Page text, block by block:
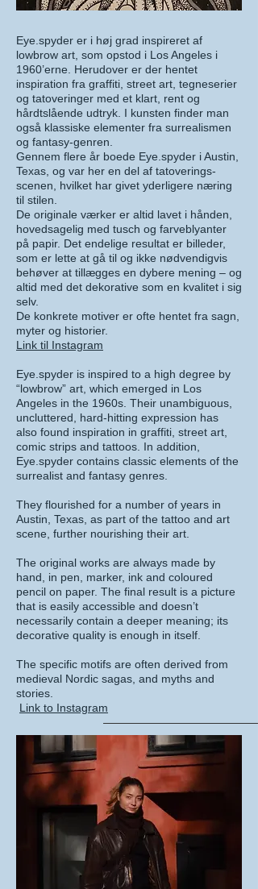
Eye.spyder er i høj grad inspireret af
lowbrow art, som opstod i Los Angeles i
1960’erne. Herudover er der hentet
inspiration fra graffiti, street art, tegneserier
og tatoveringer med et klart, rent og
hårdtslående udtryk. I kunsten finder man
også klassiske elementer fra surrealismen
og fantasy-genren.
Gennem flere år boede Eye.spyder i Austin,
Texas, og var her en del af tatoverings-
scenen, hvilket har givet yderligere næring
til stilen.
De originale værker er altid lavet i hånden,
hovedsagelig med tusch og farveblyanter
på papir. Det endelige resultat er billeder,
som er lette at gå til og ikke nødvendigvis
behøver at tillægges en dybere mening – og
altid med det dekorative som en kvalitet i sig
selv.
De konkrete motiver er ofte hentet fra sagn,
myter og historier.
Link til Instagram
Eye.spyder is inspired to a high degree by
“lowbrow” art, which emerged in Los
Angeles in the 1960s. Their unambiguous,
uncluttered, hard-hitting expression has
also found inspiration in graffiti, street art,
comic strips and tattoos. In addition,
Eye.spyder contains classic elements of the
surrealist and fantasy genres.
They flourished for a number of years in
Austin, Texas, as part of the tattoo and art
scene, further nourishing their art.
The original works are always made by
hand, in pen, marker, ink and coloured
pencil on paper. The final result is a picture
that is easily accessible and doesn’t
necessarily contain a deeper meaning; its
decorative quality is enough in itself.
The specific motifs are often derived from
medieval Nordic sagas, and myths and
stories.
Link to Instagram